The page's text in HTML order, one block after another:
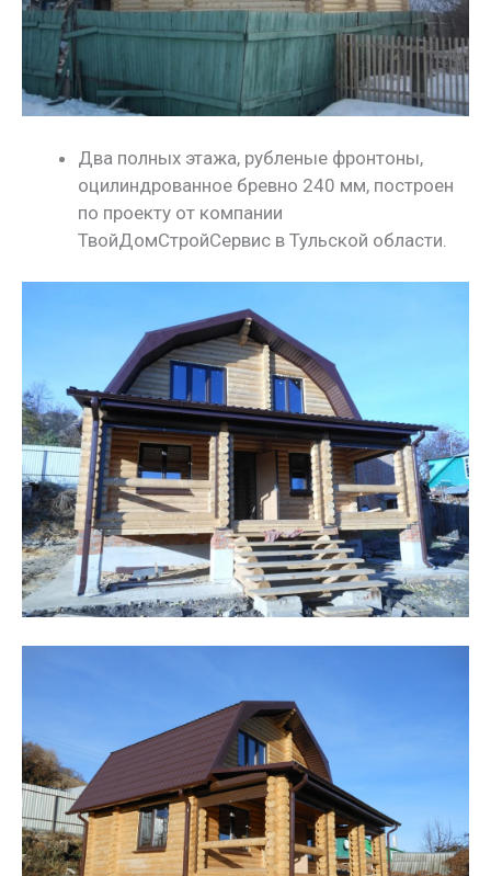
Два полных этажа, рубленые фронтоны,
оцилиндрованное бревно 240 мм, построен
по проекту от компании
ТвойДомСтройСервис в Тульской области.